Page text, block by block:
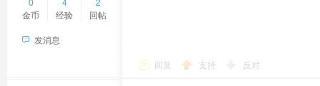
金币
经验
回帖
发消息
回复 支持 反对